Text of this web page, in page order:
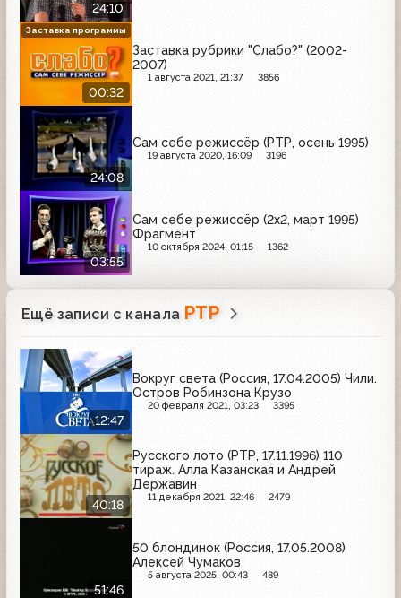
24:10
00:32
Заставка рубрики "Слабо?" (2002-
2007)
1 августа 2021, 21:37 3856
Заставка программы
24:08
Сам себе режиссёр (РТР, осень 1995)
19 августа 2020, 16:09 3196
03:55
Сам себе режиссёр (2x2, март 1995)
Фрагмент
10 октября 2024, 01:15 1362
Ещё записи с канала РТР
12:47
Вокруг света (Россия, 17.04.2005) Чили.
Остров Робинзона Крузо
20 февраля 2021, 03:23 3395
40:18
Русского лото (РТР, 17.11.1996) 110
тираж. Алла Казанская и Андрей
Державин
11 декабря 2021, 22:46 2479
51:46
50 блондинок (Россия, 17.05.2008)
Алексей Чумаков
5 августа 2025, 00:43 489